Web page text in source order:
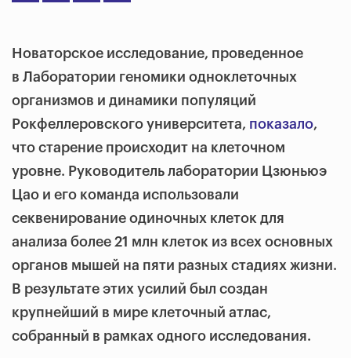
Новаторское исследование, проведенное
в Лаборатории геномики одноклеточных
организмов и динамики популяций
Рокфеллеровского университета, показало,
что старение происходит на клеточном
уровне. Руководитель лаборатории Цзюньюэ
Цао и его команда использовали
секвенирование одиночных клеток для
анализа более 21 млн клеток из всех основных
органов мышей на пяти разных стадиях жизни.
В результате этих усилий был создан
крупнейший в мире клеточный атлас,
собранный в рамках одного исследования.